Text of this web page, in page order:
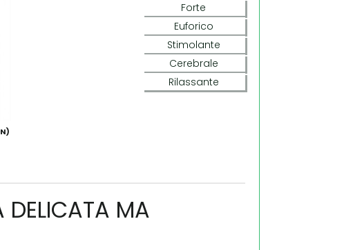
Forte
Euforico
Stimolante
Cerebrale
Rilassante
DELICATA MA